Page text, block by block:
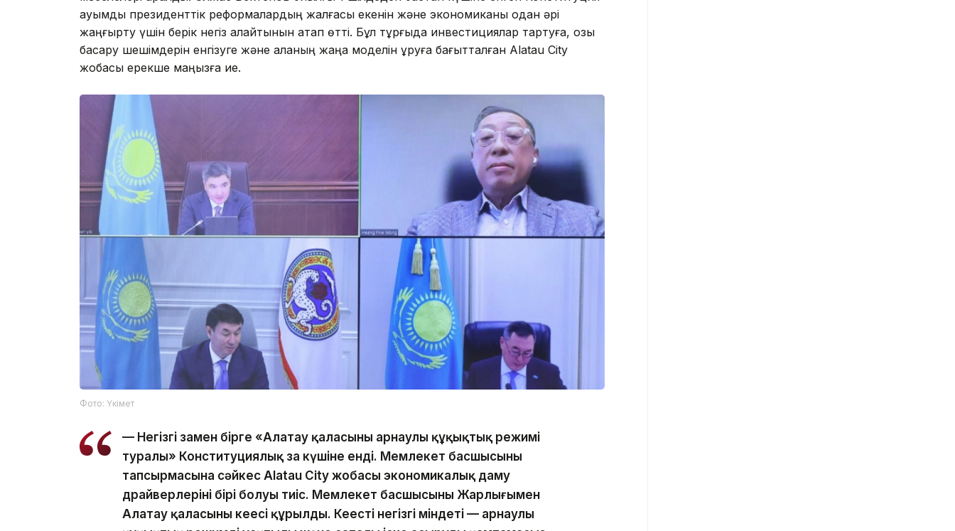
ауқымды президенттік реформалардың жалғасы екенін және экономиканы одан әрі
жаңғырту үшін берік негіз қалайтынын атап өтті. Бұл тұрғыда инвестициялар тартуға, озық
басқару шешімдерін енгізуге және қаланың жаңа моделін құруға бағытталған Alatau City
жобасы ерекше маңызға ие.
Фото: Үкімет
— Негізгі заңмен бірге «Алатау қаласының арнаулы құқықтық режимі
туралы» Конституциялық заң күшіне енді. Мемлекет басшысының
тапсырмасына сәйкес Alatau City жобасы экономикалық даму
драйверлерінің бірі болуы тиіс. Мемлекет басшысының Жарлығымен
Алатау қаласының кеңесі құрылды. Кеңестің негізгі міндеті — арнаулы